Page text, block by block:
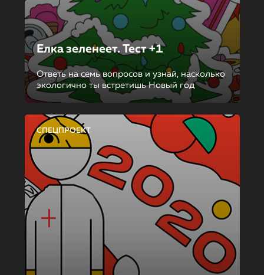
Елка зеленеет. Тест +1
Ответь на семь вопросов и узнай, насколько
экологично ты встретишь Новый год
СПЕЦПРОЕКТ